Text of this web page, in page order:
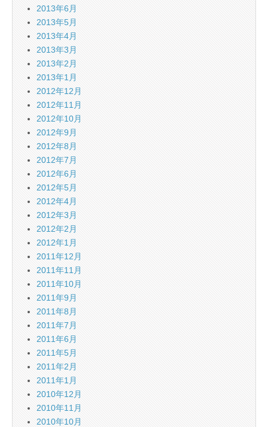
2013年6月
2013年5月
2013年4月
2013年3月
2013年2月
2013年1月
2012年12月
2012年11月
2012年10月
2012年9月
2012年8月
2012年7月
2012年6月
2012年5月
2012年4月
2012年3月
2012年2月
2012年1月
2011年12月
2011年11月
2011年10月
2011年9月
2011年8月
2011年7月
2011年6月
2011年5月
2011年2月
2011年1月
2010年12月
2010年11月
2010年10月